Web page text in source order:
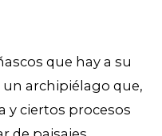
que hay a su
archipiélago que,
y ciertos procesos